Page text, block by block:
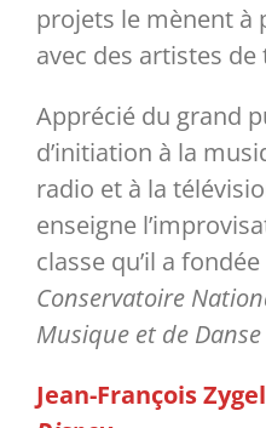
projets le mènent à
avec des artistes
Apprécié du grand
d’initiation à la
radio et à la
enseigne
classe qu’il a
Conservatoire
Musique et de Danse
Jean-François